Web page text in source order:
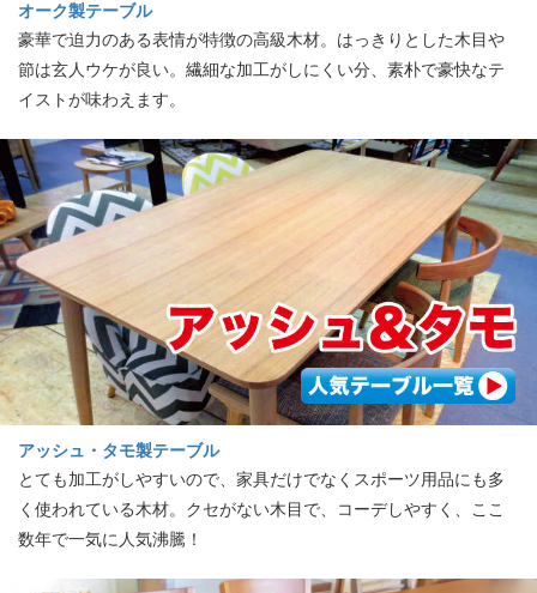
オーク製テーブル
豪華で迫力のある表情が特徴の高級木材。はっきりとした木目や
節は玄人ウケが良い。繊細な加工がしにくい分、素朴で豪快なテ
イストが味わえます。
アッシュ・タモ製テーブル
とても加工がしやすいので、家具だけでなくスポーツ用品にも多
く使われている木材。クセがない木目で、コーデしやすく、ここ
数年で一気に人気沸騰！